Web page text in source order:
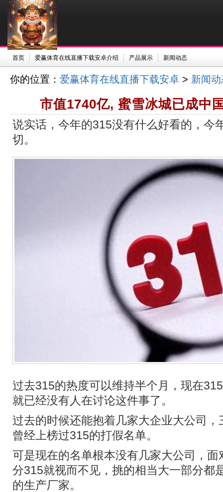
首页 爱赢体育在线直播下载安卓介绍 产品展示 新闻动态
你的位置： 爱赢体育在线直播下载安卓 > 新闻
市值1740亿, 蜜雪冰城已成中
说实话，今年的315没有什么好看的，今
切。
过去315的热度可以维持半个月，现在
就已经没有人在讨论这件事了。
过去的时候还能抱着几家大企业大公司
曾经上榜过315的打假名单。
可是现在的名单根本没有几家大公司，
分315就视而不见，挑的相当大一部分都
的生产厂家。